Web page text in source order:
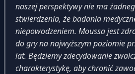
naszej perspektywy nie ma
stwierdzenia, że badania
niepowodzeniem. Moussa jest
do gry na najwyższym poziomie
lat. Będziemy zdecydowanie
charakterystykę, aby chronić